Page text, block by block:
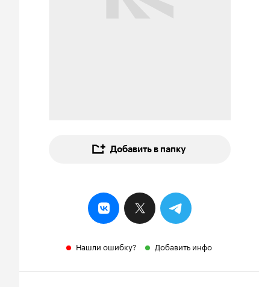
Добавить в папку
Нашли ошибку? Добавить инфо